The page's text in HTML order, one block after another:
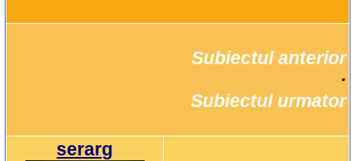
Subiectul anterior
Subiectul urmator
serarg